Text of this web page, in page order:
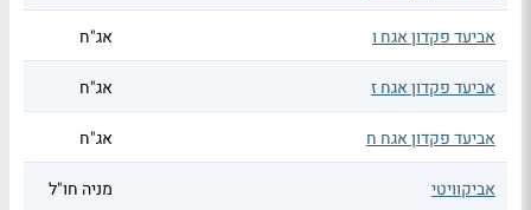
אביעד פקדון אגח ו אג"ח
אביעד פקדון אגח ז אג"ח
אביעד פקדון אגח ח אג"ח
אביקוויטי מניה חו"ל